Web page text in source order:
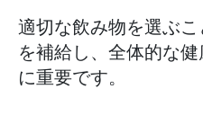
適切な飲み物を選ぶ
を補給し、全体的な
に重要です。